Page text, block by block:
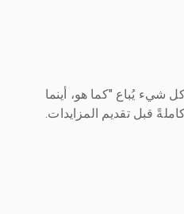
شيء يُباع "كما هو، أينما
قبل تقديم المزايدات.